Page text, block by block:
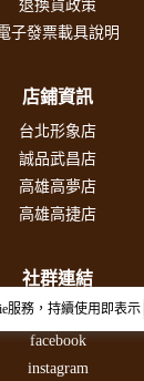
服務，持續使用即表示
退換貨政策
子發票載具說明
店鋪資訊
台北形象店
誠品武昌店
高雄高夢店
高雄高捷店
社群連結
PLURK噗浪
facebook
instagram